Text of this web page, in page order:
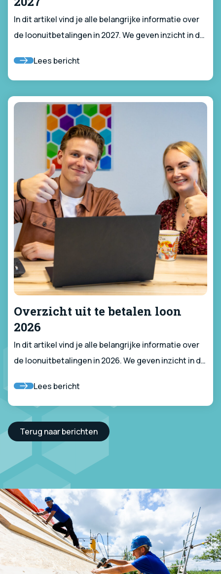
In dit artikel vind je alle belangrijke informatie over
de loonuitbetalingen in 2027. We geven inzicht in de
kunt ondernemen voor een vlotte verwerking, en
wat je moet doen als je vragen hebt.
Lees bericht
Overzicht uit te betalen loon
2026
In dit artikel vind je alle belangrijke informatie over
de loonuitbetalingen in 2026. We geven inzicht in de
kunt ondernemen voor een vlotte verwerking, en
wat je moet doen als je vragen hebt.
Lees bericht
Terug naar berichten